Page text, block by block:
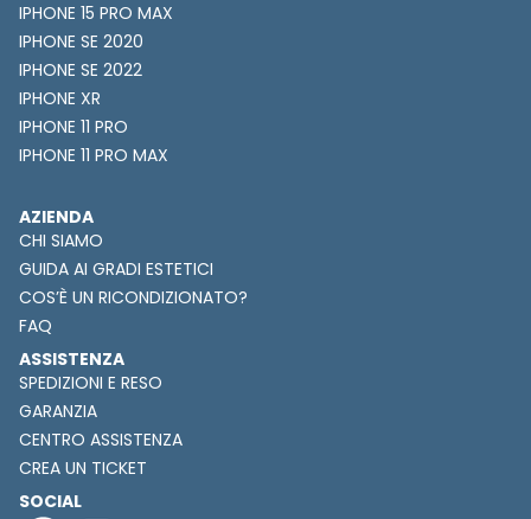
IPHONE 15 PRO MAX
IPHONE SE 2020
IPHONE SE 2022
IPHONE XR
IPHONE 11 PRO
IPHONE 11 PRO MAX
AZIENDA
CHI SIAMO
GUIDA AI GRADI ESTETICI
COS’È UN RICONDIZIONATO?
FAQ
ASSISTENZA
SPEDIZIONI E RESO
GARANZIA
CENTRO ASSISTENZA
CREA UN TICKET
SOCIAL